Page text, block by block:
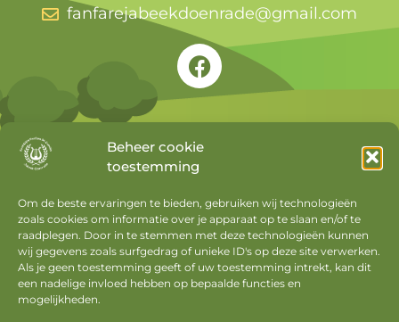
Beheer cookie
toestemming
Om de beste ervaringen te bieden, gebruiken wij technologieën
zoals cookies om informatie over je apparaat op te slaan en/of te
raadplegen. Door in te stemmen met deze technologieën kunnen
wij gegevens zoals surfgedrag of unieke ID's op deze site verwerken.
Als je geen toestemming geeft of uw toestemming intrekt, kan dit
een nadelige invloed hebben op bepaalde functies en
mogelijkheden.
fanfarejabeekdoenrade@gmail.com
Snel naar
Agenda
Nieuws
Privacyverklaring